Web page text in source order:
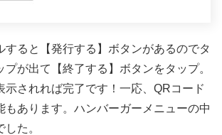
すると【発行する】ボタンがあるのでタ
プが出て【終了する】ボタンをタップ。
示されれば完了です！一応、QRコード
もあります。ハンバーガーメニューの中
た。